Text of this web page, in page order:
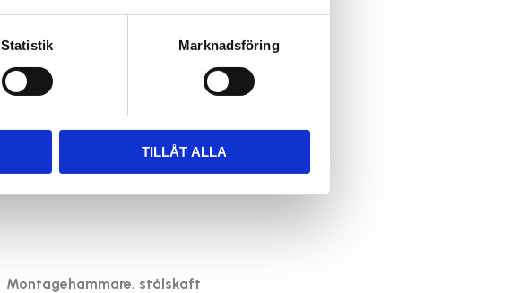
Statistik Marknadsföring
TILLÅT ALLA
Montagehammare, stålskaft